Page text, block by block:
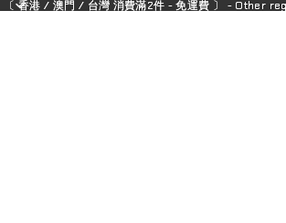
〔 香港 / 澳門 / 台灣 消費滿2件 - 免運費 〕 - Other
〔 香港 / 澳門 / 台灣 消費滿2件 - 免運費 〕 - Other